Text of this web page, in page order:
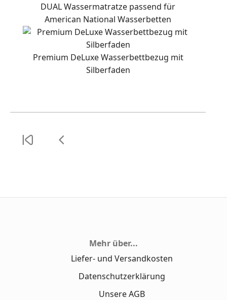
DUAL Wassermatratze passend für
American National Wasserbetten
Premium DeLuxe Wasserbettbezug mit
Silberfaden
Mehr über...
Liefer- und Versandkosten
Datenschutzerklärung
Unsere AGB